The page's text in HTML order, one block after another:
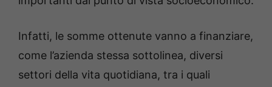
Infatti, le somme ottenute vanno a finanziare,
come l’azienda stessa sottolinea, diversi
settori della vita quotidiana, tra i quali